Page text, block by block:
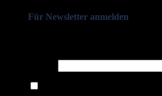
Für Newsletter anmelden